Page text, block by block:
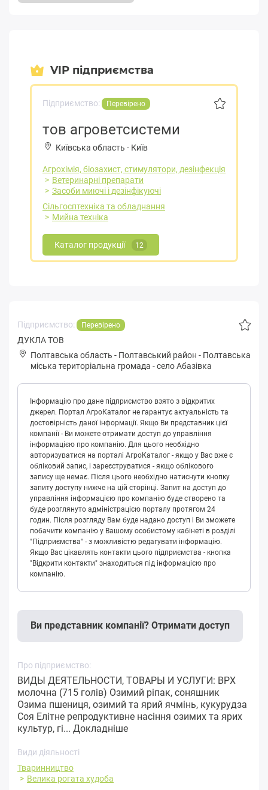
VIP підприємства
Підприємство: Перевірено
тов агроветсистеми
Київська область - Київ
Агрохімія, біозахист, стимулятори, дезінфекція
Ветеринарні препарати
Засоби миючі і дезінфікуючі
Сільгосптехніка та обладнання
Мийна техніка
Каталог продукції 12
Підприємство: Перевірено
ДУКЛА ТОВ
Полтавська область - Полтавський район - Пoлтaвськa
міська територіальна громада -село Абазівка
Інформацію про дане підприємство взято з відкритих
джерел. Портал АгроКаталог не гарантує актуальність та
достовірність даної інформації. Якщо Ви представник цієї
компанії - Ви можете отримати доступ до управління
інформацією про компанію. Для цього необхідно
авторизуватися на порталі АгроКаталог - якщо у Вас вже є
обліковий запис, і зареєструватися - якщо облікового
запису ще немає. Після цього необхідно натиснути кнопку
запиту доступу нижче на цій сторінці. Запит на доступ до
управління інформацією про компанію буде створено та
буде розглянуто адміністрацією порталу протягом 24
годин. Після розгляду Вам буде надано доступ і Ви зможете
побачити компанію у Вашому особистому кабінеті в розділі
"Підприємства" - з можливістю редагувати інформацію.
Якщо Вас цікавлять контакти цього підприємства - кнопка
"Відкрити контакти" знаходиться під інформацією про
компанію.
Ви представник компанії? Отримати доступ
Про підприємство:
ВИДЫ ДЕЯТЕЛЬНОСТИ, ТОВАРЫ И УСЛУГИ: ВРХ
молочна (715 голів) Озимий ріпак, соняшник
Озима пшениця, озимий та ярий ячмінь, кукурудза
Соя Елітне репродуктивне насіння озимих та ярих
культур, гі... Докладніше
Види діяльності
Тваринництво
Велика рогата худоба